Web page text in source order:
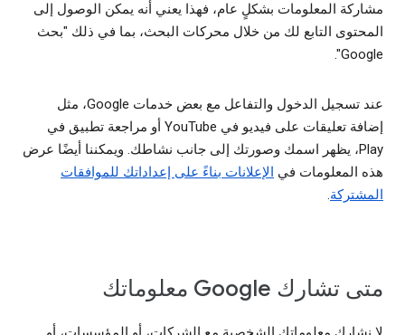
مشاركة المعلومات بشكلٍ عام، فهذا يعني أنه يمكن الوصول إلى
المحتوى التابع لك من خلال محركات البحث، بما في ذلك "بحث
Google".
عند تسجيل الدخول والتفاعل مع بعض خدمات Google، مثل
إضافة تعليقات على فيديو في YouTube أو مراجعة تطبيق في
Play، يظهر اسمك وصورتك إلى جانب نشاطك. ويمكننا أيضًا عرض
هذه المعلومات في
الإعلانات بناءً على إعداداتك للموافقات
المشتركة.
متى تشارك Google معلوماتك